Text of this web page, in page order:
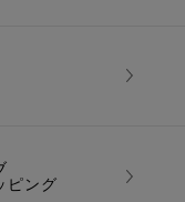
ピング